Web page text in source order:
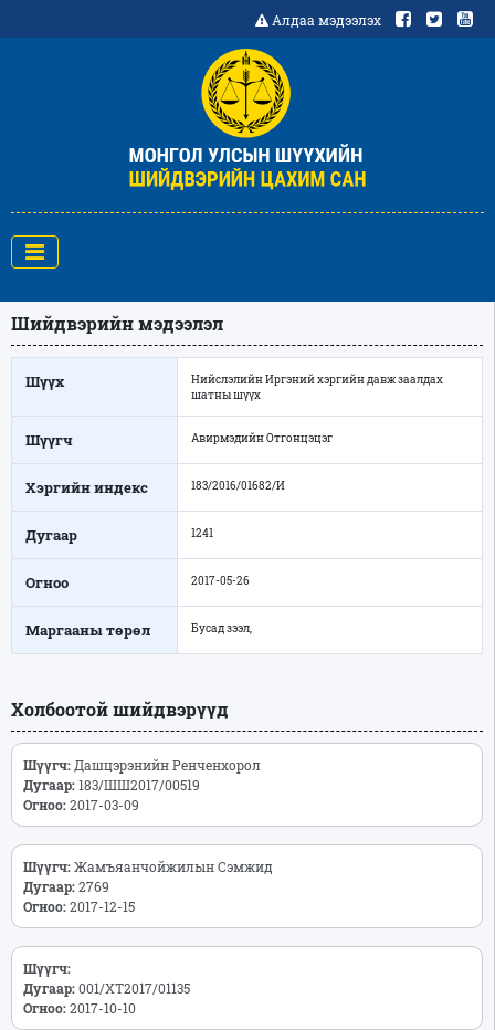
Алдаа мэдээлэх
Шийдвэрийн мэдээлэл
Шүүх
Нийслэлийн Иргэний хэргийн давж заалдах
шатны шүүх
Шүүгч Авирмэдийн Отгонцэцэг
Хэргийн индекс 183/2016/01682/И
Дугаар 1241
Огноо 2017-05-26
Маргааны төрөл Бусад зээл,
Холбоотой шийдвэрүүд
Шүүгч: Дашцэрэнийн Ренченхорол
Дугаар:183/ШШ2017/00519
Огноо:2017-03-09
Шүүгч:Жамъяанчойжилын Сэмжид
Дугаар:2769
Огноо:2017-12-15
Шүүгч:
Дугаар:001/ХТ2017/01135
Огноо:2017-10-10